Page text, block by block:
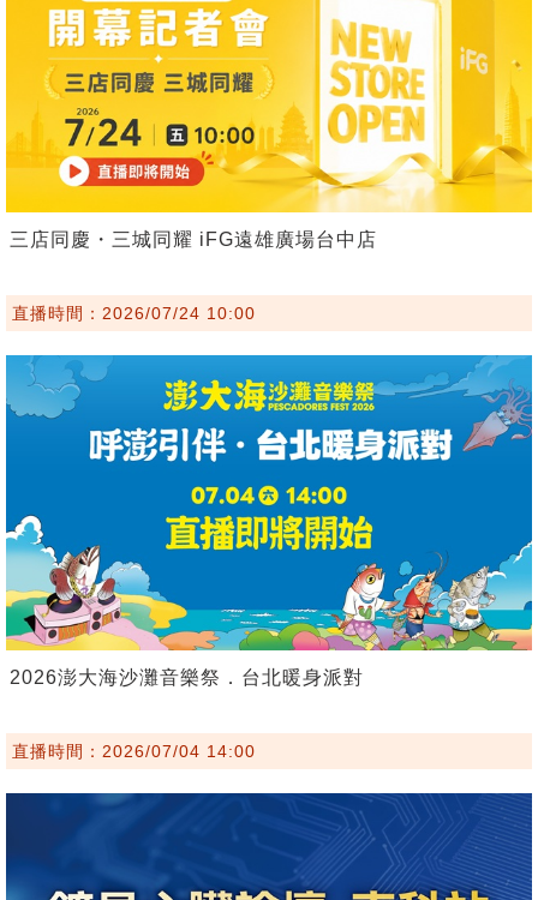
三店同慶・三城同耀 iFG遠雄廣場台中店
直播時間：2026/07/24 10:00
2026澎大海沙灘音樂祭．台北暖身派對
直播時間：2026/07/04 14:00